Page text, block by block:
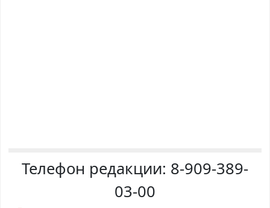
Телефон редакции: 8-909-389-
03-00